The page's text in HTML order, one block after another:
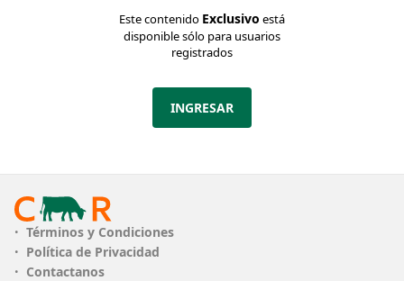
Identificador: #339218
Toros
Información Genética
RP 12064
Este contenido Exclusivo está
disponible sólo para usuarios
registrados
INGRESAR
Términos y Condiciones
Política de Privacidad
Contactanos